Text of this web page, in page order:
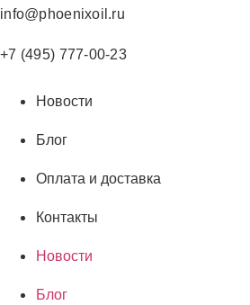
Перейти
содержимому
info@phoenixoil.ru
+7 (495) 777-00-23
Новости
Блог
Оплата и доставка
Контакты
Новости
Блог